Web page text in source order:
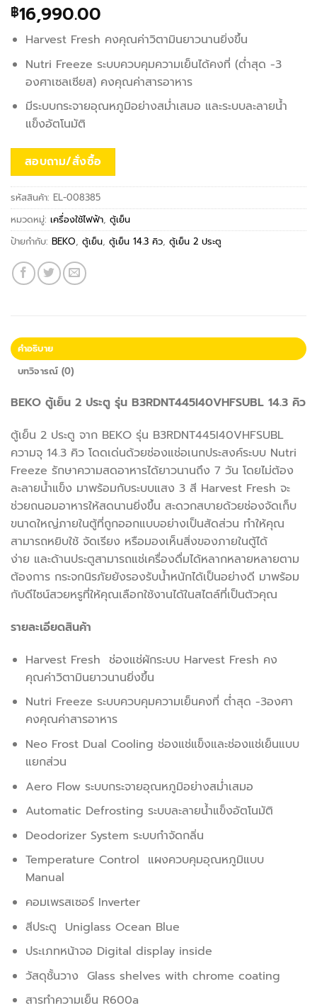
฿16,990.00
Harvest Fresh คงคุณค่าวิตามินยาวนานยิ่งขึ้น
Nutri Freeze ระบบควบคุมความเย็นได้คงที่ (ต่ำสุด -3
องศาเซลเซียส) คงคุณค่าสารอาหาร
มีระบบกระจายอุณหภูมิอย่างสม่ำเสมอ และระบบละลายน้ำ
แข็งอัตโนมัติ
สอบถาม/สั่งซื้อ
รหัสสินค้า: EL-008385
หมวดหมู่: เครื่องใช้ไฟฟ้า, ตู้เย็น
ป้ายกำกับ: BEKO, ตู้เย็น, ตู้เย็น 14.3 คิว, ตู้เย็น 2 ประตู
คำอธิบาย
บทวิจารณ์ (0)
BEKO ตู้เย็น 2 ประตู รุ่น B3RDNT445I40VHFSUBL 14.3 คิว
ตู้เย็น 2 ประตู จาก BEKO รุ่น B3RDNT445I40VHFSUBL
ความจุ 14.3 คิว โดดเด่นด้วยช่องแช่อเนกประสงค์ระบบ Nutri
Freeze รักษาความสดอาหารได้ยาวนานถึง 7 วัน โดยไม่ต้อง
ละลายน้ำแข็ง มาพร้อมกับระบบแสง 3 สี Harvest Fresh จะ
ช่วยถนอมอาหารให้สดนานยิ่งขึ้น สะดวกสบายด้วยช่องจัดเก็บ
ขนาดใหญ่ภายในตู้ที่ถูกออกแบบอย่างเป็นสัดส่วน ทำให้คุณ
สามารถหยิบใช้ จัดเรียง หรือมองเห็นสิ่งของภายในตู้ได้
ง่าย และด้านประตูสามารถแช่เครื่องดื่มได้หลากหลายหลายตาม
ต้องการ กระจกนิรภัยยังรองรับน้ำหนักได้เป็นอย่างดี มาพร้อม
กับดีไซน์สวยหรูที่ให้คุณเลือกใช้งานได้ในสไตล์ที่เป็นตัวคุณ
รายละเอียดสินค้า
Harvest Fresh ช่องแช่ผักระบบ Harvest Fresh คง
คุณค่าวิตามินยาวนานยิ่งขึ้น
Nutri Freeze ระบบควบคุมความเย็นคงที่ ต่ำสุด -3องศา
คงคุณค่าสารอาหาร
Neo Frost Dual Cooling ช่องแช่แข็งและช่องแช่เย็นแบบ
แยกส่วน
Aero Flow ระบบกระจายอุณหภูมิอย่างสม่ำเสมอ
Automatic Defrosting ระบบละลายน้ำแข็งอัตโนมัติ
Deodorizer System ระบบกำจัดกลิ่น
Temperature Control แผงควบคุมอุณหภูมิแบบ
Manual
คอมเพรสเซอร์ Inverter
สีประตู Uniglass Ocean Blue
ประเภทหน้าจอ Digital display inside
วัสดุชั้นวาง Glass shelves with chrome coating
สารทำความเย็น R600a